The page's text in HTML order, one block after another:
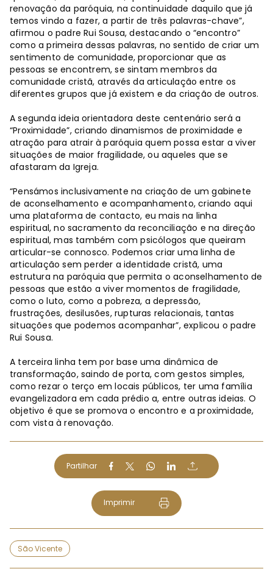
renovação da paróquia, na continuidade daquilo que já
temos vindo a fazer, a partir de três palavras-chave”,
afirmou o padre Rui Sousa, destacando o “encontro”
como a primeira dessas palavras, no sentido de criar um
sentimento de comunidade, proporcionar que as
pessoas se encontrem, se sintam membros da
comunidade cristã, através da articulação entre os
diferentes grupos que já existem e da criação de outros.
A segunda ideia orientadora deste centenário será a
“Proximidade”, criando dinamismos de proximidade e
atração para atrair à paróquia quem possa estar a viver
situações de maior fragilidade, ou aqueles que se
afastaram da Igreja.
“Pensámos inclusivamente na criação de um gabinete
de aconselhamento e acompanhamento, criando aqui
uma plataforma de contacto, eu mais na linha
espiritual, no sacramento da reconciliação e na direção
espiritual, mas também com psicólogos que queiram
articular-se connosco. Podemos criar uma linha de
articulação sem perder a identidade cristã, uma
estrutura na paróquia que permita o aconselhamento de
pessoas que estão a viver momentos de fragilidade,
como o luto, como a pobreza, a depressão,
frustrações, desilusões, rupturas relacionais, tantas
situações que podemos acompanhar”, explicou o padre
Rui Sousa.
A terceira linha tem por base uma dinâmica de
transformação, saindo de porta, com gestos simples,
como rezar o terço em locais públicos, ter uma família
evangelizadora em cada prédio a, entre outras ideias. O
objetivo é que se promova o encontro e a proximidade,
com vista à renovação.
Partilhar
Imprimir
São Vicente